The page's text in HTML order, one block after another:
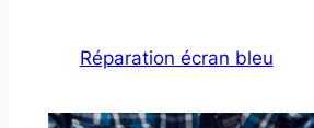
Réparation écran bleu